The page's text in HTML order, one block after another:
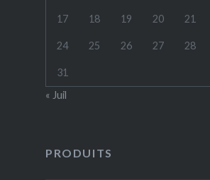
17 18 19 20 21
24 25 26 27 28
31
« Juil
PRODUITS